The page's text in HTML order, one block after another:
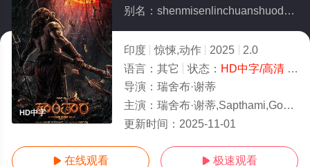
HD中字
别名：shenmisenlinchuanshuodiyizhang
印度 惊悚,动作 2025
2.0
语言： 其它 状态： HD中字/高清- 免费在线观看
导演： 瑞舍布·谢蒂
主演： 瑞舍布·谢蒂,Sapthami,Gowda,阿丘特·库马尔,Manas
更新时间： 2025-11-01
 在线观看  极速观看